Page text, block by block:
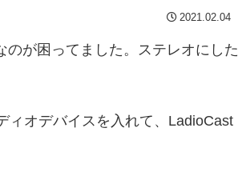
2021.02.04
が困ってました。ステレオにした
ィオデバイスを入れて、LadioCast